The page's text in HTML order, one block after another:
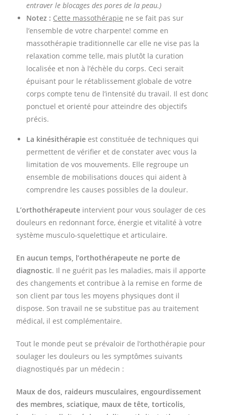
entraver le blocages des pores de la peau.)
Notez : Cette massothérapie ne se fait pas sur
l’ensemble de votre charpente! comme en
massothérapie traditionnelle car elle ne vise pas la
relaxation comme telle, mais plutôt la curation
localisée et non à l’échèle du corps. Ceci serait
épuisant pour le rétablissement globale de votre
corps compte tenu de l’intensité du travail. Il est donc
ponctuel et orienté pour atteindre des objectifs
précis.
La kinésithérapie est constituée de techniques qui
permettent de vérifier et de constater avec vous la
limitation de vos mouvements. Elle regroupe un
ensemble de mobilisations douces qui aident à
comprendre les causes possibles de la douleur.
L’orthothérapeute intervient pour vous soulager de ces
douleurs en redonnant force, énergie et vitalité à votre
système musculo-squelettique et articulaire.
En aucun temps, l’orthothérapeute ne porte de
diagnostic. Il ne guérit pas les maladies, mais il apporte
des changements et contribue à la remise en forme de
son client par tous les moyens physiques dont il
dispose. Son travail ne se substitue pas au traitement
médical, il est complémentaire.
Tout le monde peut se prévaloir de l’orthothérapie pour
soulager les douleurs ou les symptômes suivants
diagnostiqués par un médecin :
Maux de dos, raideurs musculaires, engourdissement
des membres, sciatique, maux de tête, torticolis,